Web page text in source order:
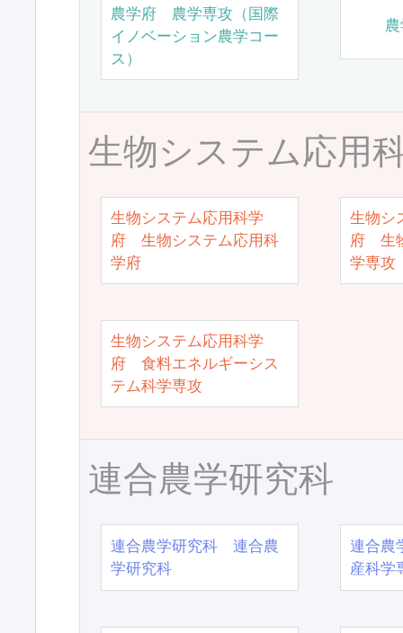
農学府 農学専攻（国際
イノベーション農学コー
ス）
生物システム応用
生物システム応用科学
府 生物システム応用科
学府
生物シ
府 生
学専攻
生物システム応用科学
府 食料エネルギーシス
テム科学専攻
連合農学研究科
連合農学研究科 連合農
学研究科
連合農
産科学